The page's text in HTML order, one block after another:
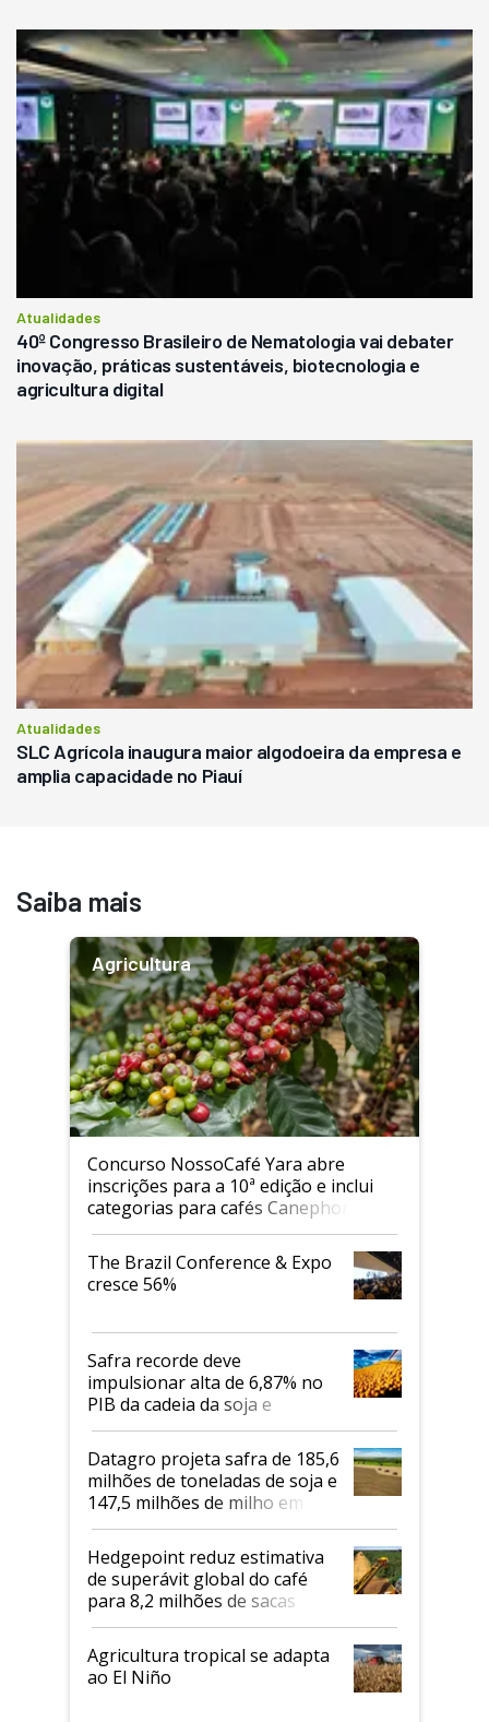
Atualidades
40º Congresso Brasileiro de Nematologia vai debater
inovação, práticas sustentáveis, biotecnologia e
agricultura digital
Atualidades
SLC Agrícola inaugura maior algodoeira da empresa e
amplia capacidade no Piauí
Saiba mais
Agricultura
Concurso NossoCafé Yara abre
inscrições para a 10ª edição e inclui
categorias para cafés Canephora
The Brazil Conference & Expo
cresce 56%
Safra recorde deve
impulsionar alta de 6,87% no
PIB da cadeia da soja e
biodiesel em 2026
Datagro projeta safra de 185,6
milhões de toneladas de soja e
147,5 milhões de milho em
2026/27
Hedgepoint reduz estimativa
de superávit global do café
para 8,2 milhões de sacas
Agricultura tropical se adapta
ao El Niño